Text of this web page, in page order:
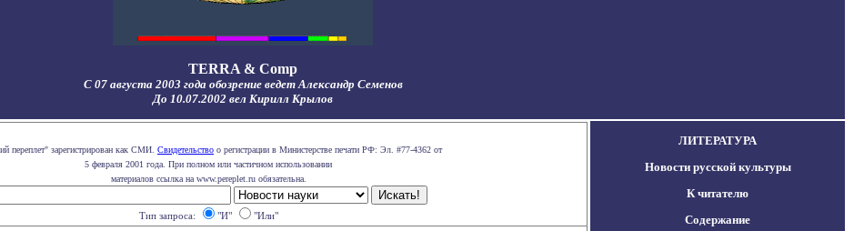
TERRA & Comp
С 07 августа 2003 года обозрение ведет Александр Семенов
До 10.07.2002 вел Кирилл Крылов
переплет" зарегистрирован как СМИ. Свидетельство о регистрации в Министерстве печати РФ: Эл. #77-4362 от
5 февраля 2001 года. При полном или частичном использовании
материалов ссылка на www.pereplet.ru обязательна.
Тип запроса: "И" "Или"
ЛИТЕРАТУРА
Новости русской культуры
К читателю
Содержание